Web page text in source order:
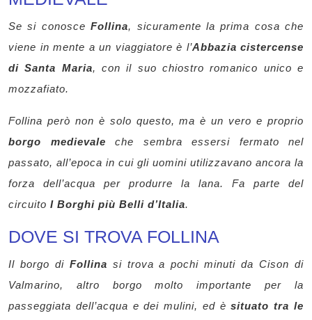
Se si conosceFollina, sicuramente la prima cosa che
viene in mente a un viaggiatore è l’Abbazia cistercense
di Santa Maria, con il suo chiostro romanico unico e
mozzafiato.
Follina però non è solo questo, ma è un vero e proprio
borgo medievale che sembra essersi fermato nel
passato, all’epoca in cui gli uomini utilizzavano ancora la
forza dell’acqua per produrre la lana. Fa parte del
circuito I Borghi più Belli d’Italia.
DOVE SI TROVA FOLLINA
Il borgo di Follina si trova a pochi minuti da Cison di
Valmarino, altro borgo molto importante per la
passeggiata dell’acqua e dei mulini, ed èsituato tra le